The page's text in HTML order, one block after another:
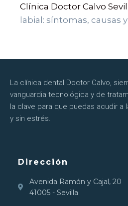
Clínica Doctor Calvo
labial: síntomas, causas
La clínica dental Doctor Calvo,
vanguardia tecnológica y de
la clave para que puedas acudir a
y sin estrés.
Dirección
Avenida Ramón y Cajal, 20
41005 - Sevilla